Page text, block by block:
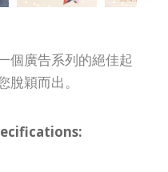
個廣告系列的絕佳起
穎而出。